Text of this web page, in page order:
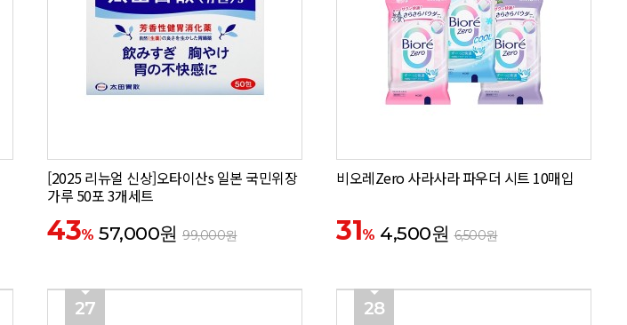
[2025 리뉴얼 신상]오타이산s 일본 국민위장
가루 50포 3개세트
43% 57,000원 99,000원
비오레Zero 사라사라 파우더 시트 10매입
31% 4,500원6,500원
27 28